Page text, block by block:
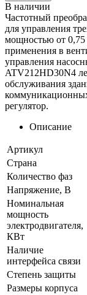
В наличии
Частотный
для управления
мощностью от 0,75
применения в
управления
ATV212HD30N4
обслуживания
регулятор.
Описание
Артикул
Страна
Количество фаз
Напряжение, В
Номинальная
мощность
электродвигателя,
КВт
Наличие
интерфейса связи
Степень защиты
Размеры корпуса